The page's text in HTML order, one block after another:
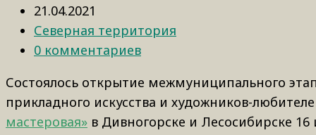
21.04.2021
Северная территория
0 комментариев
Состоялось открытие межмуниципального
прикладного искусства и художников-
мастеровая» в Дивногорске и Лесосибирске 16